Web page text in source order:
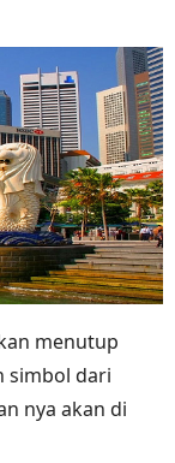
menutup
simbol dari
nya akan di